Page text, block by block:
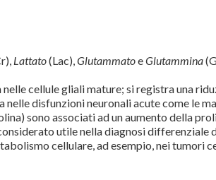
Lattato(Lac),GlutammatoeGlutammina
cellule gliali mature; si registra una
disfunzioni neuronali acute come le
sono associati ad un aumento della
utile nella diagnosi differenziale
cellulare, ad esempio, nei tumori